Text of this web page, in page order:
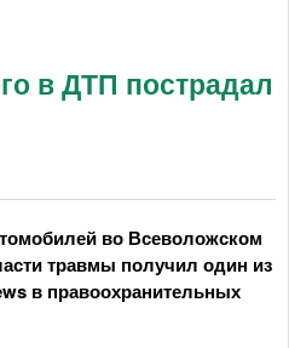
в ДТП пострадал
во Всеволожском
травмы получил один из
в правоохранительных